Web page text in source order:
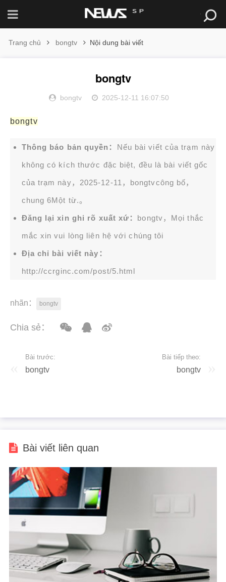
Trang chủ bongtv Nội dung bài viết
bongtv
bongtv 2025-12-11 16:07:50
bongtv
Thông báo bản quyền： Nếu bài viết của trạm này
không có kích thước đặc biệt, đều là bài viết gốc
của trạm này，2025-12-11， bongtvcông bố，
chung 6Một từ.。
Đăng lại xin ghi rõ xuất xứ： bongtv，Mọi thắc
mắc xin vui lòng liên hệ với chúng tôi
Địa chỉ bài viết này：
http://ccrginc.com/post/5.html
nhãn： bongtv
Chia sẻ：
Bài trước:
bongtv
Bài tiếp theo:
bongtv
Bài viết liên quan